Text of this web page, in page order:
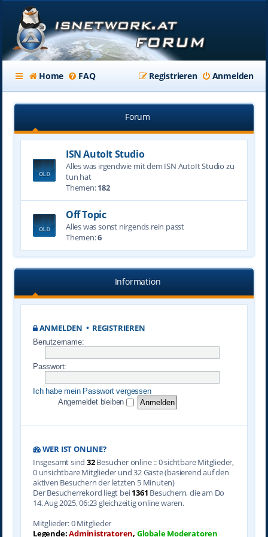
Home FAQ Anmelden
Registrieren
Forum
ISN AutoIt Studio
Alles was irgendwie mit dem ISN AutoIt Studio zu
tun hat
Themen:182
Off Topic
Alles was sonst nirgends rein passt
Themen:6
Information
ANMELDEN • REGISTRIEREN
Benutzername:
Passwort:
Ich habe mein Passwort vergessen
Angemeldet bleiben
WER IST ONLINE?
Insgesamt sind 32Besucher online :: 0 sichtbare Mitglieder,
0 unsichtbare Mitglieder und 32 Gäste (basierend auf den
aktiven Besuchern der letzten 5 Minuten)
Der Besucherrekord liegt bei1361 Besuchern, die am Do
14. Aug 2025, 06:23 gleichzeitig online waren.
Mitglieder: 0 Mitglieder
Legende:Administratoren, Globale Moderatoren